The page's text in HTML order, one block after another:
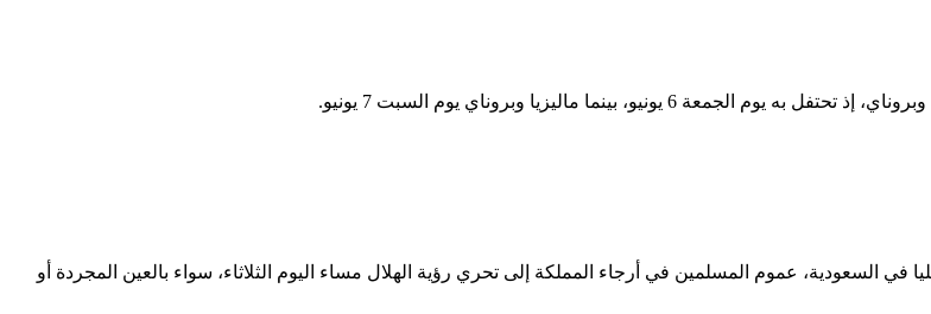
بينما ماليزيا وبروناي يوم السبت 7 يونيو.
في السعودية، عموم المسلمين في أرجاء المملكة إلى تحري رؤية الهلال مساء اليوم الثلاثاء، سواء بالعين المجردة أو